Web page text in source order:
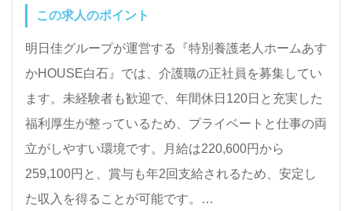
この求人のポイント
明日佳グループが運営する『特別養護老人ホームあす
かHOUSE白石』では、介護職の正社員を募集してい
ます。未経験者も歓迎で、年間休日120日と充実した
福利厚生が整っているため、プライベートと仕事の両
立がしやすい環境です。月給は220,600円から
259,100円と、賞与も年2回支給されるため、安定し
た収入を得ることが可能です。